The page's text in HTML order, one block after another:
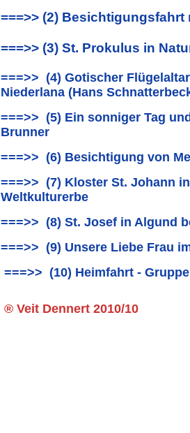
===>> (2) Besichtigungsfahrt
===>> (3) St. Prokulus in
===>> (4) Gotischer
Niederlana (Hans
===>> (5) Ein sonniger Tag
Brunner
===>> (6) Besichtigung von
===>> (7) Kloster St. Johann
Weltkulturerbe
===>> (8) St. Josef in Algund
===>> (9) Unsere Liebe Frau
===>> (10) Heimfahrt -
® Veit Dennert 2010/10